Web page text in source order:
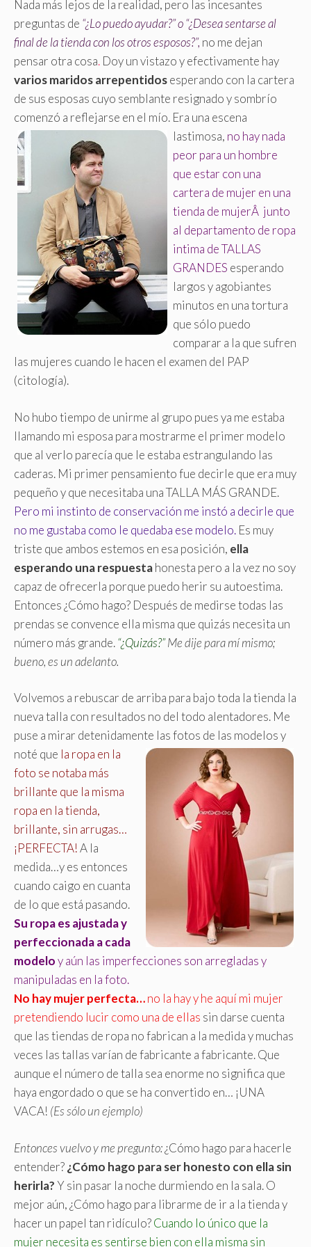
Nada más lejos de la realidad, pero las incesantes
preguntas de “¿Lo puedo ayudar?” o “¿Desea sentarse al
final de la tienda con los otros esposos?”, no me dejan
pensar otra cosa. Doy un vistazo y efectivamente hay
varios maridos arrepentidosesperando con la cartera
de sus esposas cuyo semblante resignado y sombrío
comenzó a reflejarse en el mío. Era una escena
lastimosa, no hay nada
peor para un hombre
que estar con una
cartera de mujer en una
tienda de mujerÂ junto
al departamento de ropa
intima de TALLAS
GRANDES esperando
largos y agobiantes
minutos en una tortura
que sólo puedo
comparar a la que sufren
las mujeres cuando le hacen el examen del PAP
(citología).
No hubo tiempo de unirme al grupo pues ya me estaba
llamando mi esposa para mostrarme el primer modelo
que al verlo parecía que le estaba estrangulando las
caderas. Mi primer pensamiento fue decirle que era muy
pequeño y que necesitaba una TALLA MÁS GRANDE.
Pero mi instinto de conservación me instó a decirle que
no me gustaba como le quedaba ese modelo. Es muy
triste que ambos estemos en esa posición, ella
esperando una respuestahonesta pero a la vez no soy
capaz de ofrecerla porque puedo herir su autoestima.
Entonces ¿Cómo hago? Después de medirse todas las
prendas se convence ella misma que quizás necesita un
número más grande.“¿Quizás?”Me dije para mí mismo;
bueno, es un adelanto.
Volvemos a rebuscar de arriba para bajo toda la tienda la
nueva talla con resultados no del todo alentadores. Me
puse a mirar detenidamente las fotos de las modelos y
noté que la ropa en la
foto se notaba más
brillante que la misma
ropa en la tienda,
brillante, sin arrugas…
¡PERFECTA!A la
medida…y es entonces
cuando caigo en cuanta
de lo que está pasando.
Su ropa es ajustada y
perfeccionada a cada
modeloy aún las imperfecciones son arregladas y
manipuladas en la foto.
No hay mujer perfecta…no la hay y he aquí mi mujer
pretendiendo lucir como una de ellas sin darse cuenta
que las tiendas de ropa no fabrican a la medida y muchas
veces las tallas varían de fabricante a fabricante. Que
aunque el número de talla sea enorme no significa que
haya engordado o que se ha convertido en… ¡UNA
VACA! (Es sólo un ejemplo)
Entonces vuelvo y me pregunto:¿Cómo hago para hacerle
entender?¿Cómo hago para ser honesto con ella sin
herirla? Y sin pasar la noche durmiendo en la sala. O
mejor aún, ¿Cómo hago para librarme de ir a la tienda y
hacer un papel tan ridículo?Cuando lo único que la
mujer necesita es sentirse bien con ella misma sin